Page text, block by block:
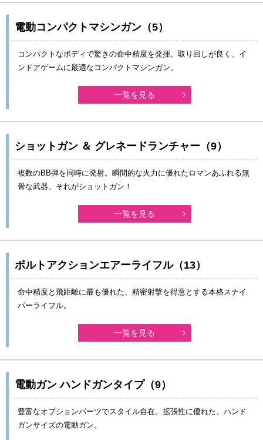
電動コンパクトマシンガン（5）
コンパクトなボディで驚きの命中精度を発揮。取り回しが良く、イ
ンドアゲームに最適なコンパクトマシンガン。
一覧を見る
ショットガン ＆ グレネードランチャー（9）
複数のBB弾を同時に発射。瞬間的な火力に優れたロマンあふれる無
骨な武器、それがショットガン！
一覧を見る
ボルトアクションエアーライフル（13）
命中精度と飛距離に最も優れた、精密射撃を得意とする本格スナイ
パーライフル。
一覧を見る
電動ガン ハンドガンタイプ（9）
豊富なオプションパーツでスタイル自在。拡張性に優れた、ハンド
ガンサイズの電動ガン。